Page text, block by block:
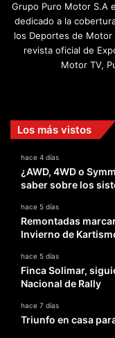
Grupo Puro Motor S.A
dedicado a la
los Deportes de Motor
revista oficial de
Motor TV,
Los más vistos
hace 4 días
¿AWD, 4WD o
saber sobre los
hace 5 días
Remontadas
Invierno de
hace 5 días
Finca Solimar,
Nacional de Rally
hace 7 días
Triunfo en casa